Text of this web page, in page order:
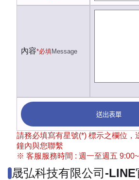
內容*必填Message
送出表單
請務必填寫有星號(*) 標示之欄位，
鐘內與您聯繫
※ 客服服務時間 : 週一至週五
晟弘科技有限公司-LINE